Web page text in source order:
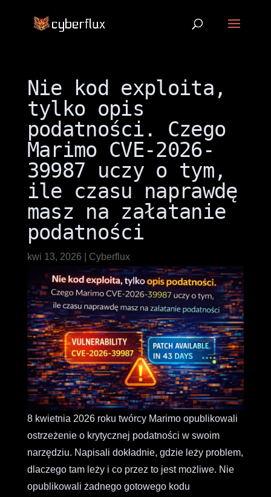
Nie kod exploita,
tylko opis
podatności. Czego
Marimo CVE-2026-
39987 uczy o tym,
ile czasu naprawdę
masz na załatanie
podatności
kwi 13, 2026 Cyberflux
8 kwietnia 2026 roku twórcy Marimo opublikowali
ostrzeżenie o krytycznej podatności w swoim
narzędziu. Napisali dokładnie, gdzie leży problem,
dlaczego tam leży i co przez to jest możliwe. Nie
opublikowali żadnego gotowego kodu